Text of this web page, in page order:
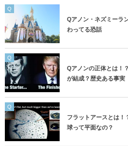
Q
Qアノン・ネズミーラ
わってる恐話
Q
Qアノンの正体とは！
が結成？歴史ある事実
Q
フラットアースとは！
球って平面なの？